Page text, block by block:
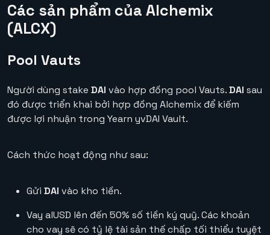
Các sản phẩm của Alchemix
(ALCX)
Pool Vauts
Người dùng stake DAI vào hợp đồng pool Vauts.DAI sau
đó được triển khai bởi hợp đồng Alchemix để kiếm
được lợi nhuận trong Yearn yvDAI Vault.
Cách thức hoạt động như sau:
Gửi DAI vào kho tiền.
Vay alUSD lên đến 50% số tiền ký quỹ. Các khoản
cho vay sẽ có tỷ lệ tài sản thế chấp tối thiểu tuyệt